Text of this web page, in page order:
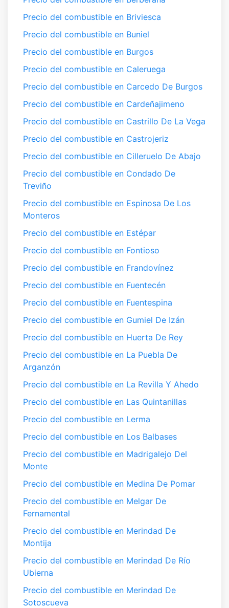
Precio del combustible en Briviesca
Precio del combustible en Buniel
Precio del combustible en Burgos
Precio del combustible en Caleruega
Precio del combustible en Carcedo De Burgos
Precio del combustible en Cardeñajimeno
Precio del combustible en Castrillo De La Vega
Precio del combustible en Castrojeriz
Precio del combustible en Cilleruelo De Abajo
Precio del combustible en Condado De
Treviño
Precio del combustible en Espinosa De Los
Monteros
Precio del combustible en Estépar
Precio del combustible en Fontioso
Precio del combustible en Frandovínez
Precio del combustible en Fuentecén
Precio del combustible en Fuentespina
Precio del combustible en Gumiel De Izán
Precio del combustible en Huerta De Rey
Precio del combustible en La Puebla De
Arganzón
Precio del combustible en La Revilla Y Ahedo
Precio del combustible en Las Quintanillas
Precio del combustible en Lerma
Precio del combustible en Los Balbases
Precio del combustible en Madrigalejo Del
Monte
Precio del combustible en Medina De Pomar
Precio del combustible en Melgar De
Fernamental
Precio del combustible en Merindad De
Montija
Precio del combustible en Merindad De Río
Ubierna
Precio del combustible en Merindad De
Sotoscueva